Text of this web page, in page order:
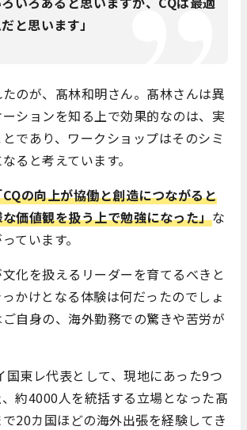
と思います」
のが、髙林和明さん。髙林さんは異
ションを知る上で効果的なのは、実
であり、ワークショップはそのシミ
ると考えています。
の向上が協働と創造につながると
価値観を扱う上で勉強になった」な
ています。
化を扱えるリーダーを育てるべきと
かけとなる体験は何だったのでしょ
自身の、海外勤務での驚きや苦労が
国東レ代表として、現地にあった9つ
約4000人を統括する立場となった髙
20カ国ほどの海外出張を経験してき